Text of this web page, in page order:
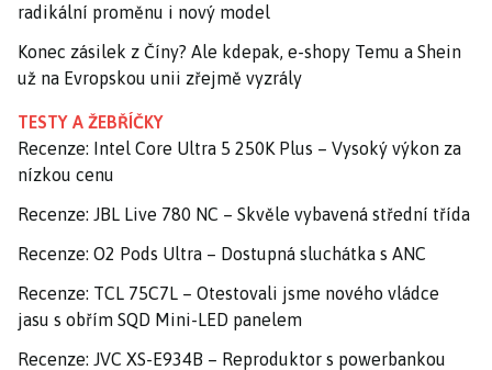
radikální proměnu i nový model
Konec zásilek z Číny? Ale kdepak, e-shopy Temu a Shein
už na Evropskou unii zřejmě vyzrály
TESTY A ŽEBŘÍČKY
Recenze: Intel Core Ultra 5 250K Plus – Vysoký výkon za
nízkou cenu
Recenze: JBL Live 780 NC – Skvěle vybavená střední třída
Recenze: O2 Pods Ultra – Dostupná sluchátka s ANC
Recenze: TCL 75C7L – Otestovali jsme nového vládce
jasu s obřím SQD Mini-LED panelem
Recenze: JVC XS-E934B – Reproduktor s powerbankou